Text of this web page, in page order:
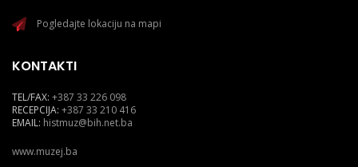
Pogledajte lokaciju na mapi
KONTAKTI
TEL/FAX: +387 33 226 098
RECEPCIJA: +387 33 210 416
EMAIL: histmuz@bih.net.ba
www.muzej.ba